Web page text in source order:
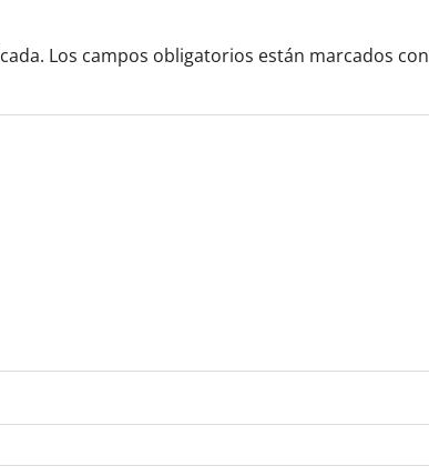
Los campos obligatorios están marcados con